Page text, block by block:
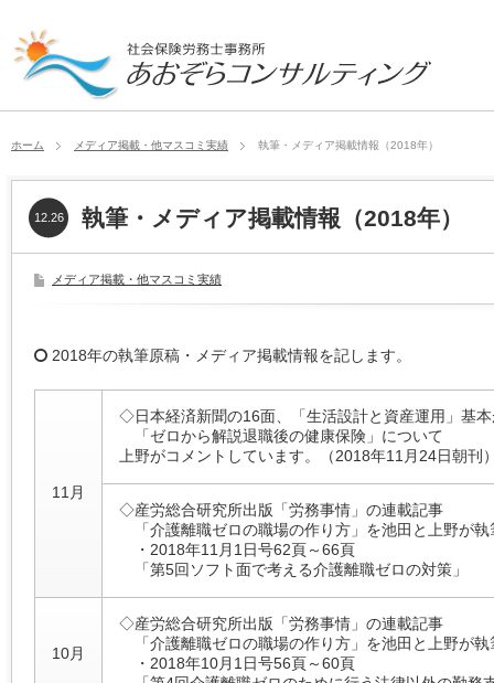
ホーム メディア掲載・他マスコミ実績 執筆・メディア掲載情報（2018年）
執筆・メディア掲載情報（2018年）
12.26
メディア掲載・他マスコミ実績
2018年の執筆原稿・メディア掲載情報を記します。
11月
◇日本経済新聞の16面、「生活設計と資産運用」基
「ゼロから解説退職後の健康保険」について
上野がコメントしています。（2018年11月24日朝刊
◇産労総合研究所出版「労務事情」の連載記事
「介護離職ゼロの職場の作り方」を池田と上野が
・2018年11月1日号62頁～66頁
「第5回ソフト面で考える介護離職ゼロの対策」
10月
◇産労総合研究所出版「労務事情」の連載記事
「介護離職ゼロの職場の作り方」を池田と上野が
・2018年10月1日号56頁～60頁